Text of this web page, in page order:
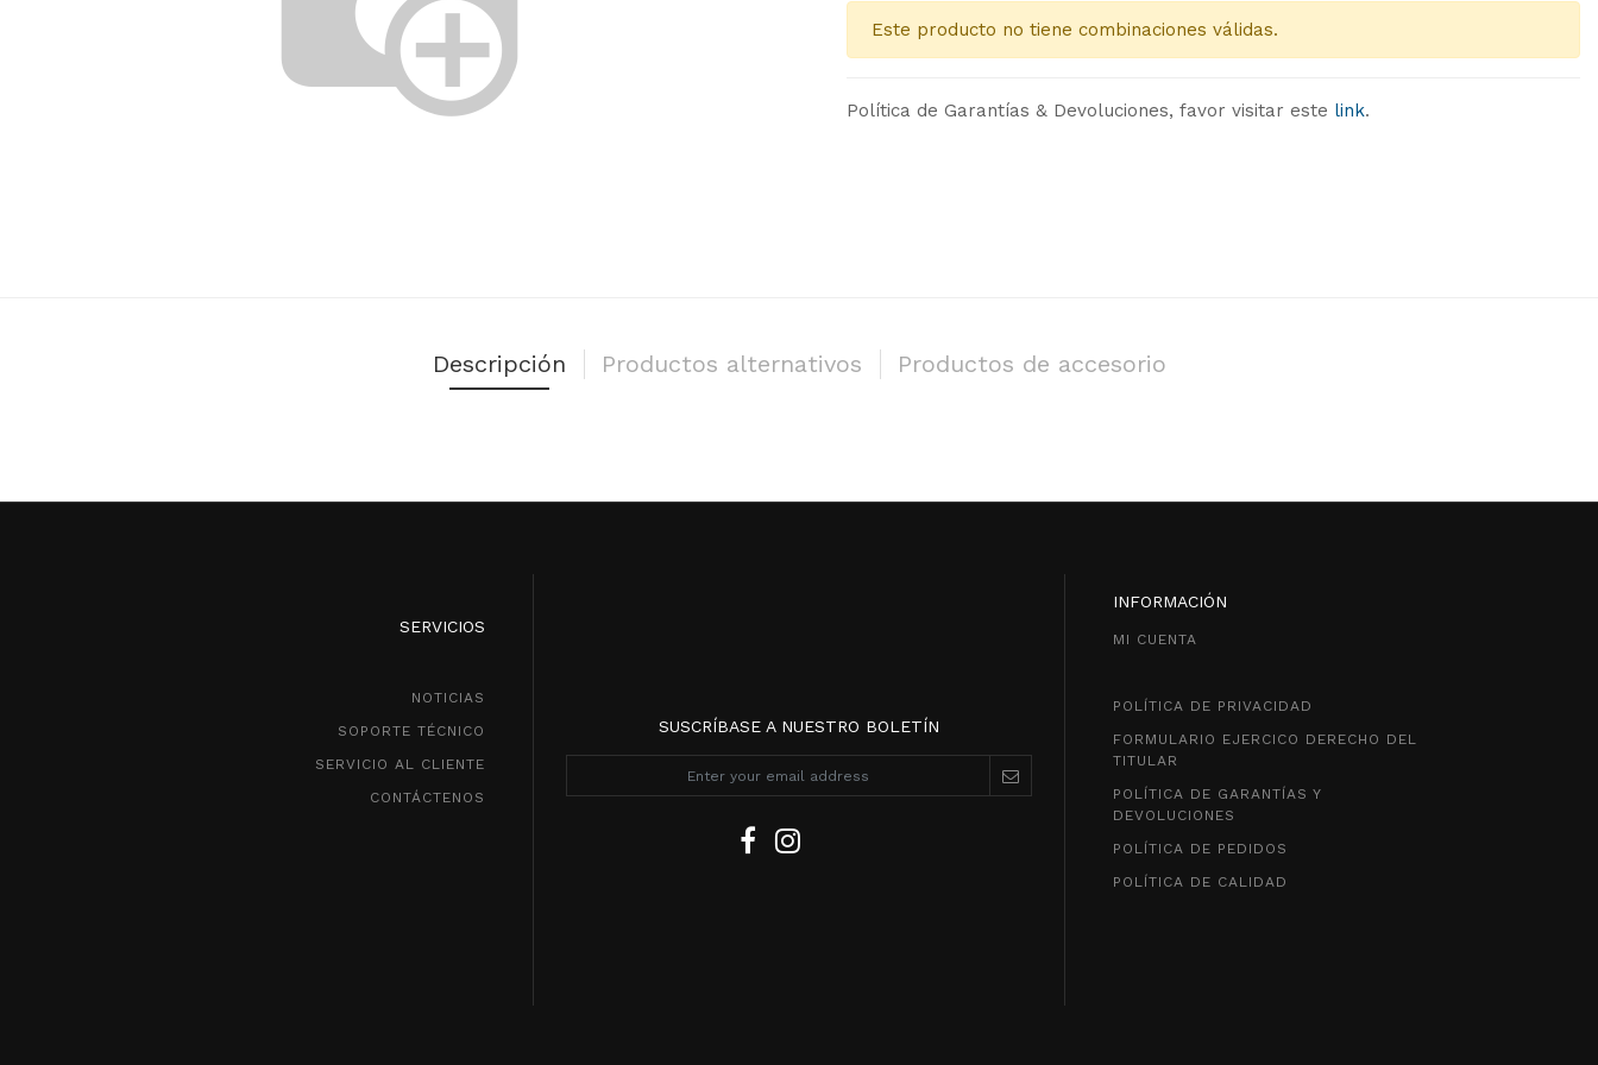
Este producto no tiene combinaciones válidas.
Política de Garantías & Devoluciones, favor visitar este link.
Descripción Productos alternativos Productos de accesorio
SERVICIOS
NOTICIAS
SOPORTE TÉCNICO
SERVICIO AL CLIENTE
CONTÁCTENOS
SUSCRÍBASE A NUESTRO BOLETÍN
INFORMACIÓN
MI CUENTA
POLÍTICA DE PRIVACIDAD
FORMULARIO EJERCICO DERECHO DEL
TITULAR
POLÍTICA DE GARANTÍAS Y
DEVOLUCIONES
POLÍTICA DE PEDIDOS
POLÍTICA DE CALIDAD